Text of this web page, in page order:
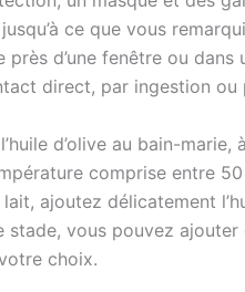
ce que vous
d’une fenêtre ou
direct, par ingestion ou
d’olive au bain-
comprise entre
ajoutez délicatement
stade, vous pouvez
choix.